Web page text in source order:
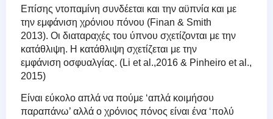
Επίσης ντοπαμίνη συνδέεται και την αϋπνία και με
την εμφάνιση χρόνιου πόνου (Finan & Smith
2013). Οι διαταραχές του ύπνου σχετίζονται με την
κατάθλιψη. Η κατάθλιψη σχετίζεται με την
εμφάνιση οσφυαλγίας. (Li et al.,2016 & Pinheiro et al.,
2015)
Είναι εύκολο απλά να πούμε ‘απλά κοιμήσου
παραπάνω’ αλλά ο χρόνιος πόνος είναι ένα ‘πολύ